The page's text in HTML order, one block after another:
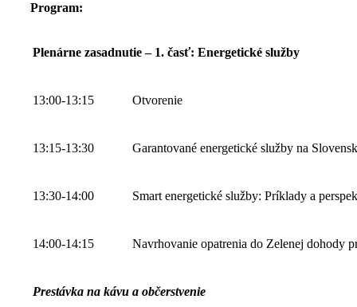
Program:
Plenárne zasadnutie – 1. časť: Energetické služby
13:00-13:15 Otvorenie
13:15-13:30 Garantované energetické služby na
13:30-14:00 Smart energetické služby: Príklady a
14:00-14:15 Navrhovanie opatrenia do Zelenej dohody
Prestávka na kávu a občerstvenie